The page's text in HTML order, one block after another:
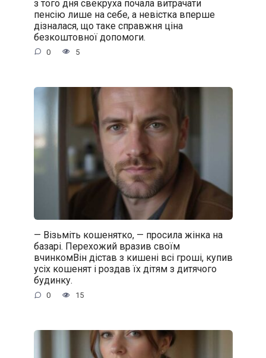
з того дня свекруха почала витрачати
пенсію лише на себе, а невістка вперше
дізналася, що таке справжня ціна
безкоштовної допомоги.
0 5
— Візьміть кошенятко, — просила жінка на
базарі. Перехожий вразив своїм
вчинкомВін дістав з кишені всі гроші, купив
усіх кошенят і роздав їх дітям з дитячого
будинку.
0 15